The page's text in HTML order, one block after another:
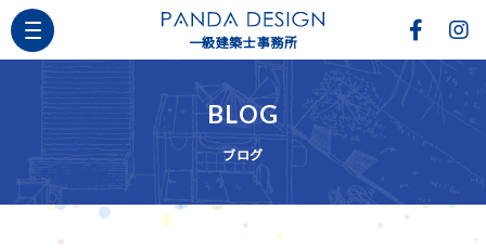
一級建築士事務所
BLOG
ブログ